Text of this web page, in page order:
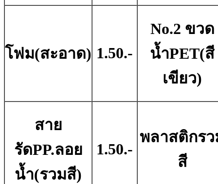
โฟม(สะอาด) 1.50.-
No.2 ขวด
น้ำPET(สี
เขียว)
สาย
รัดPP.ลอย
น้ำ(รวมสี)
1.50.-
พลาสติกร
สี